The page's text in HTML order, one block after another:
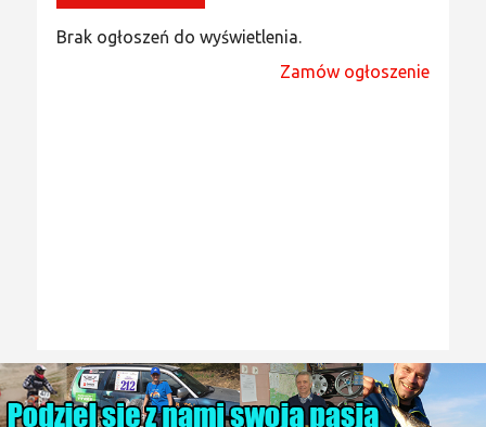
Brak ogłoszeń do wyświetlenia.
Zamów ogłoszenie